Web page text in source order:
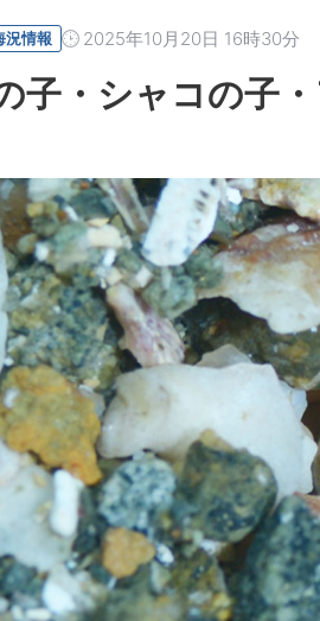
況情報 2025年10月20日 16時30分
子・シャコの子